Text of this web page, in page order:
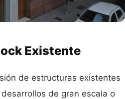
Existente
de estructuras existentes
de gran escala o